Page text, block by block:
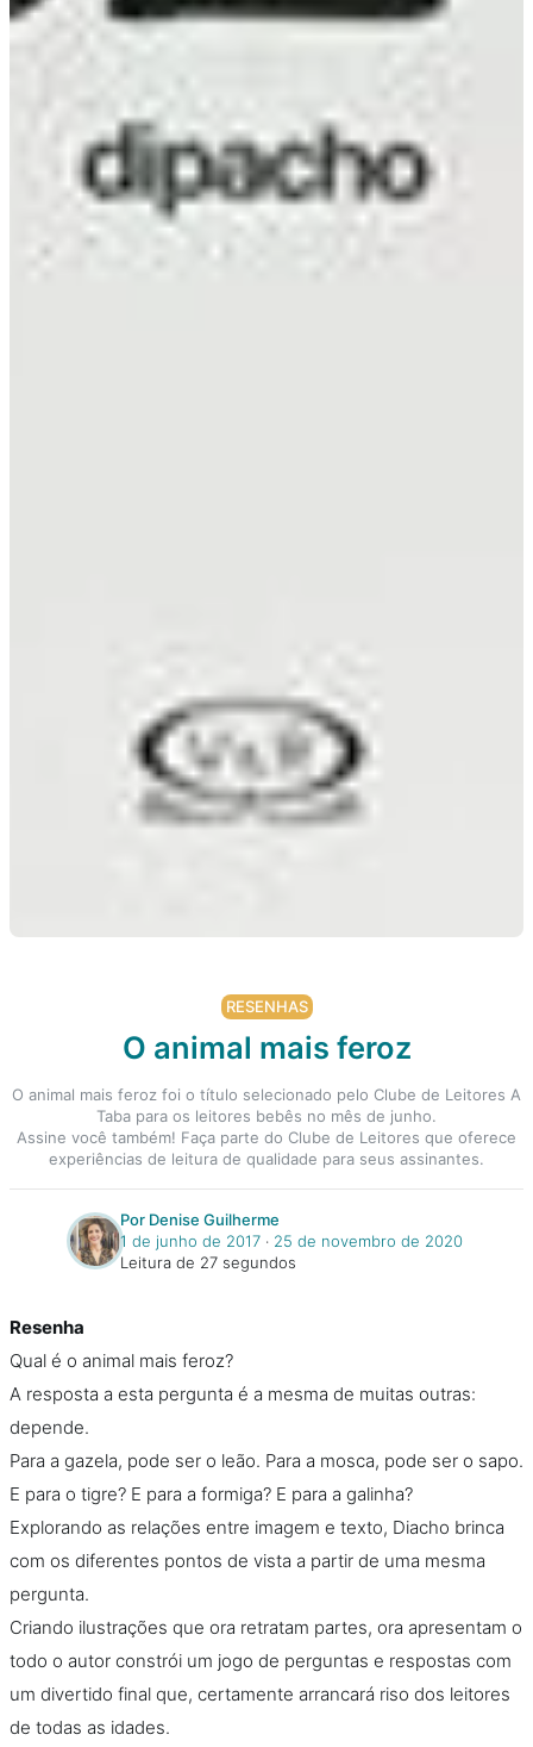
RESENHAS
O animal mais feroz
O animal mais feroz foi o título selecionado pelo Clube de Leitores A
Taba para os leitores bebês no mês de junho.
Assine você também! Faça parte do Clube de Leitores que oferece
experiências de leitura de qualidade para seus assinantes.
Por Denise Guilherme
1 de junho de 2017 ‧ 25 de novembro de 2020
Leitura de 27 segundos
Resenha
Qual é o animal mais feroz?
A resposta a esta pergunta é a mesma de muitas outras:
depende.
Para a gazela, pode ser o leão. Para a mosca, pode ser o sapo.
E para o tigre? E para a formiga? E para a galinha?
Explorando as relações entre imagem e texto, Diacho brinca
com os diferentes pontos de vista a partir de uma mesma
pergunta.
Criando ilustrações que ora retratam partes, ora apresentam o
todo o autor constrói um jogo de perguntas e respostas com
um divertido final que, certamente arrancará riso dos leitores
de todas as idades.